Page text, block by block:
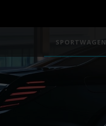
SPORTWAGEN